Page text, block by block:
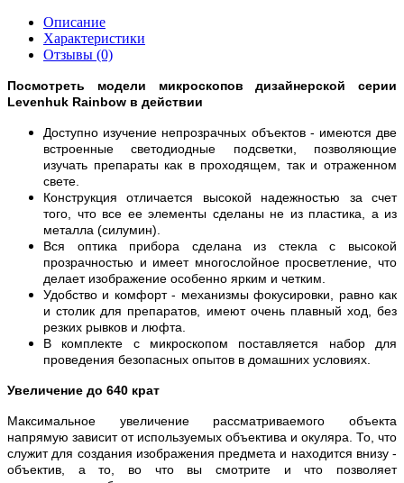
Описание
Характеристики
Отзывы (0)
Посмотреть модели микроскопов дизайнерской серии
Levenhuk Rainbow в действии
Доступно изучение непрозрачных объектов - имеются две
встроенные светодиодные подсветки, позволяющие
изучать препараты как в проходящем, так и отраженном
свете.
Конструкция отличается высокой надежностью за счет
того, что все ее элементы сделаны не из пластика, а из
металла (силумин).
Вся оптика прибора сделана из стекла с высокой
прозрачностью и имеет многослойное просветление, что
делает изображение особенно ярким и четким.
Удобство и комфорт - механизмы фокусировки, равно как
и столик для препаратов, имеют очень плавный ход, без
резких рывков и люфта.
В комплекте с микроскопом поставляется набор для
проведения безопасных опытов в домашних условиях.
Увеличение до 640 крат
Максимальное увеличение рассматриваемого объекта
напрямую зависит от используемых объектива и окуляра. То, что
служит для создания изображения предмета и находится внизу -
объектив, а то, во что вы смотрите и что позволяет